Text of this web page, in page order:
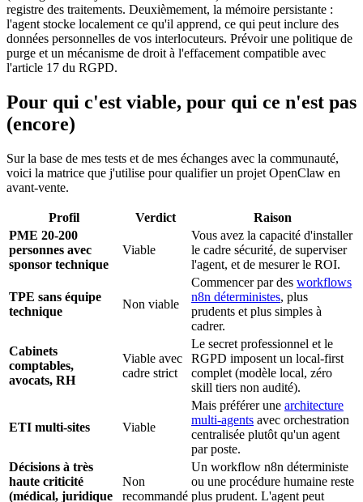
registre des traitements. Deuxièmement, la mémoire persistante :
l'agent stocke localement ce qu'il apprend, ce qui peut inclure des
données personnelles de vos interlocuteurs. Prévoir une politique de
purge et un mécanisme de droit à l'effacement compatible avec
l'article 17 du RGPD.
Pour qui c'est viable, pour qui ce n'est pas
(encore)
Sur la base de mes tests et de mes échanges avec la communauté,
voici la matrice que j'utilise pour qualifier un projet OpenClaw en
avant-vente.
Profil Verdict
Raison
PME 20-200
personnes avec
sponsor technique
Viable
Vous avez la capacité d'installer
le cadre sécurité, de superviser
l'agent, et de mesurer le ROI.
TPE sans équipe
technique
Non viable
Commencer par des workflows
n8n déterministes, plus
prudents et plus simples à
cadrer.
Cabinets
comptables,
avocats, RH
Viable avec
cadre strict
Le secret professionnel et le
RGPD imposent un local-first
complet (modèle local, zéro
skill tiers non audité).
ETI multi-sites Viable
Mais préférer une architecture
multi-agents avec orchestration
centralisée plutôt qu'un agent
par poste.
Décisions à très
haute criticité
(médical, juridique
Non
recommandé
Un workflow n8n déterministe
ou une procédure humaine reste
plus prudent. L'agent peut